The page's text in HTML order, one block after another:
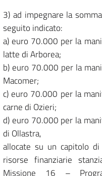
3) ad impegnare la
seguito indicato:
a) euro 70.000 per la
latte di Arborea;
b) euro 70.000 per la
Macomer;
c) euro 70.000 per la
carne di Ozieri;
d) euro 70.000 per la
di Ollastra,
allocate su un capitolo
risorse finanziarie
Missione 16 –